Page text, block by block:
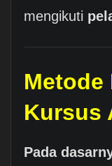
mengikuti
Metode
Kursus
Pada